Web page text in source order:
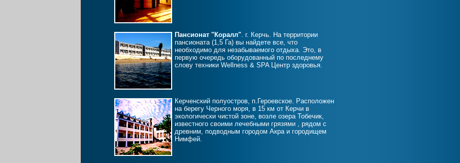
Пансионат "Коралл". г. Керчь. На территории
пансионата (1,5 Га) вы найдете все, что
необходимо для незабываемого отдыха. Это, в
первую очередь оборудованный по последнему
слову техники Wellness & SPA Центр здоровья.
Керченский полуостров, п.Героевское. Расположен
на берегу Черного моря, в 15 км от Керчи в
экологически чистой зоне, возле озера Тобечик,
известного своими лечебными грязями , рядом с
древним, подводным городом Акра и городищем
Нимфей.